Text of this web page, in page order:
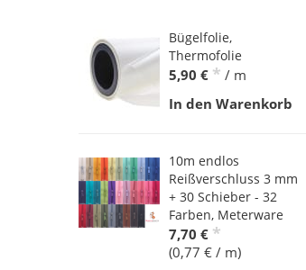
Bügelfolie,
Thermofolie
5,90 € * / m
In den Warenkorb
10m endlos
Reißverschluss 3 mm
+ 30 Schieber - 32
Farben, Meterware
7,70 € *
(0,77 € / m)